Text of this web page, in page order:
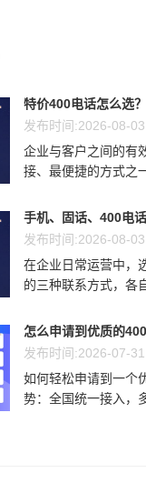
特价400电话怎么选
发布时间:2026-08-
企业与客户之间的有
接、最便捷的方式之
手机、固话、400电
发布时间:2026-08-
在企业日常运营中，
的三种联系方式，各
怎么申请到优质的
发布时间:2026-07-
如何轻松申请到一个
势：全国统一接入，